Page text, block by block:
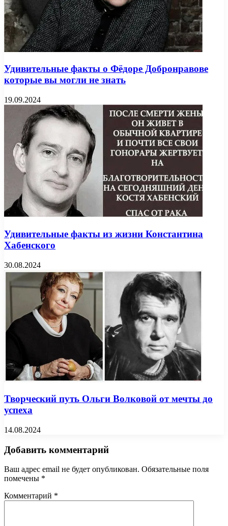
Удивительные факты о Фёдоре Добронравове
которые вы могли не знать
19.09.2024
Удивительные факты из жизни Константина
Хабенского
30.08.2024
Творческий путь Ольги Волковой от мечты до
успеха
14.08.2024
Добавить комментарий
Ваш адрес email не будет опубликован. Обязательные поля
помечены *
Комментарий *